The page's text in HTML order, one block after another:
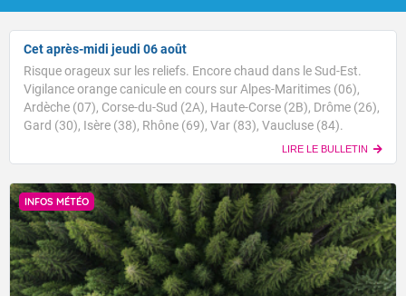
Cet après-midi jeudi 06 août
Risque orageux sur les reliefs. Encore chaud dans le Sud-Est.
Vigilance orange canicule en cours sur Alpes-Maritimes (06),
Ardèche (07), Corse-du-Sud (2A), Haute-Corse (2B), Drôme (26),
Gard (30), Isère (38), Rhône (69), Var (83), Vaucluse (84).
LIRE LE BULLETIN
INFOS MÉTÉO